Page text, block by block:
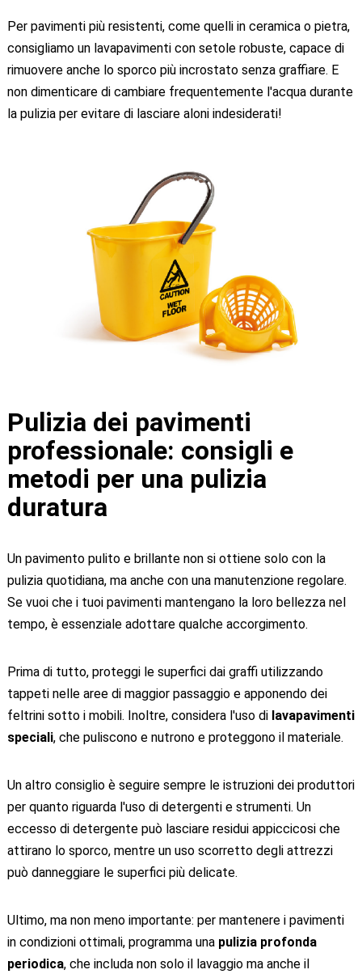
Per pavimenti più resistenti, come quelli in ceramica o pietra,
consigliamo un lavapavimenti con setole robuste, capace di
rimuovere anche lo sporco più incrostato senza graffiare. E
non dimenticare di cambiare frequentemente l'acqua durante
la pulizia per evitare di lasciare aloni indesiderati!
Pulizia dei pavimenti
professionale: consigli e
metodi per una pulizia
duratura
Un pavimento pulito e brillante non si ottiene solo con la
pulizia quotidiana, ma anche con una manutenzione regolare.
Se vuoi che i tuoi pavimenti mantengano la loro bellezza nel
tempo, è essenziale adottare qualche accorgimento.
Prima di tutto, proteggi le superfici dai graffi utilizzando
tappeti nelle aree di maggior passaggio e apponendo dei
feltrini sotto i mobili. Inoltre, considera l'uso di lavapavimenti
speciali, che puliscono e nutrono e proteggono il materiale.
Un altro consiglio è seguire sempre le istruzioni dei produttori
per quanto riguarda l'uso di detergenti e strumenti. Un
eccesso di detergente può lasciare residui appiccicosi che
attirano lo sporco, mentre un uso scorretto degli attrezzi
può danneggiare le superfici più delicate.
Ultimo, ma non meno importante: per mantenere i pavimenti
in condizioni ottimali, programma una pulizia profonda
periodica, che includa non solo il lavaggio ma anche il